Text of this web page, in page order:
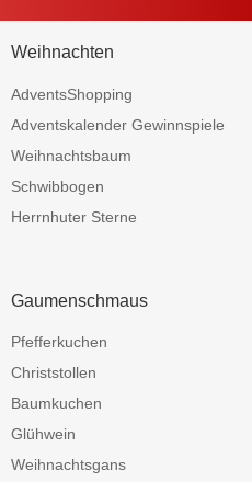
Weihnachten
AdventsShopping
Adventskalender Gewinnspiele
Weihnachtsbaum
Schwibbogen
Herrnhuter Sterne
Gaumenschmaus
Pfefferkuchen
Christstollen
Baumkuchen
Glühwein
Weihnachtsgans